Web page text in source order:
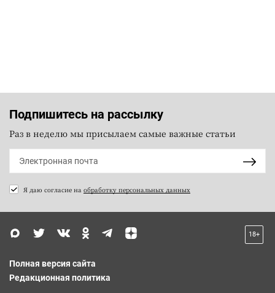
Подпишитесь на рассылку
Раз в неделю мы присылаем самые важные статьи
Я даю согласие на обработку персональных данных
18+
Полная версия сайта
Редакционная политика